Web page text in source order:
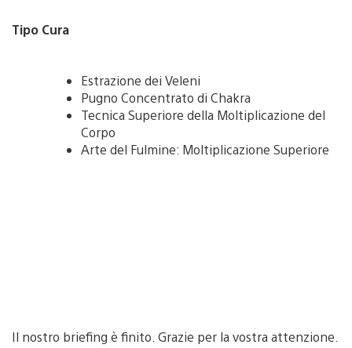
Tipo Cura
Estrazione dei Veleni
Pugno Concentrato di Chakra
Tecnica Superiore della Moltiplicazione del
Corpo
Arte del Fulmine: Moltiplicazione Superiore
Il nostro briefing è finito. Grazie per la vostra attenzione.